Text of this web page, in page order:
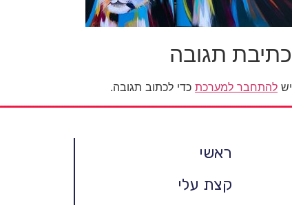
כתיבת תגובה
יש להתחבר למערכת כדי לכתוב תגובה.
ראשי
קצת עלי